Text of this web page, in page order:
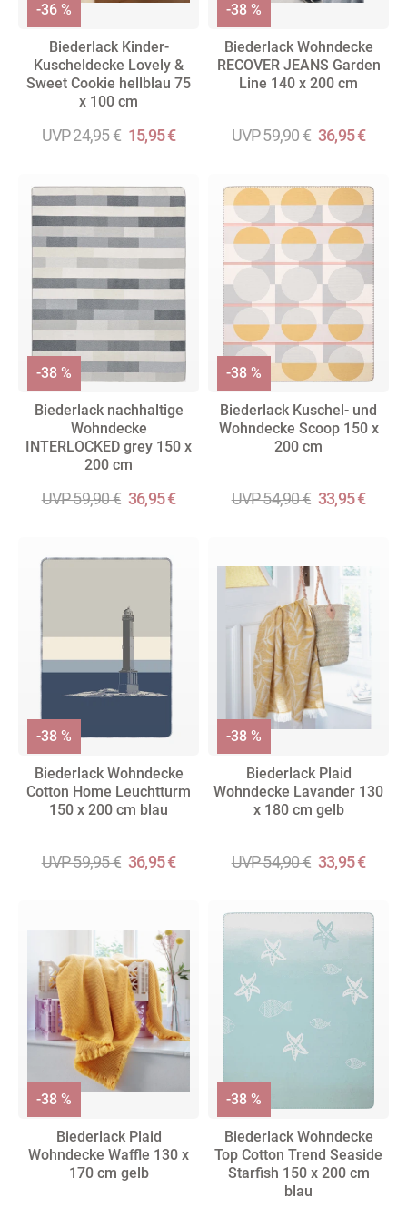
Biederlack Kinder-
Kuscheldecke Lovely &
Sweet Cookie hellblau 75
x 100 cm
UVP 24,95 € 15,95 €
-36 %
Biederlack Wohndecke
RECOVER JEANS Garden
Line 140 x 200 cm
UVP 59,90 € 36,95 €
-38 %
Biederlack nachhaltige
Wohndecke
INTERLOCKED grey 150 x
200 cm
UVP 59,90 € 36,95 €
-38 %
Biederlack Kuschel- und
Wohndecke Scoop 150 x
200 cm
UVP 54,90 € 33,95 €
-38 %
Biederlack Wohndecke
Cotton Home Leuchtturm
150 x 200 cm blau
UVP 59,95 € 36,95 €
-38 %
Biederlack Plaid
Wohndecke Lavander 130
x 180 cm gelb
UVP 54,90 € 33,95 €
-38 %
Biederlack Plaid
Wohndecke Waffle 130 x
170 cm gelb
-38 %
Biederlack Wohndecke
Top Cotton Trend Seaside
Starfish 150 x 200 cm
blau
-38 %